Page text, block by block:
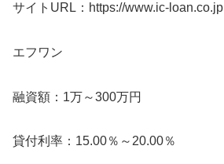
サイトURL：https://www.ic-loan.co.jp
エフワン
融資額：1万～300万円
貸付利率：15.00％～20.00％